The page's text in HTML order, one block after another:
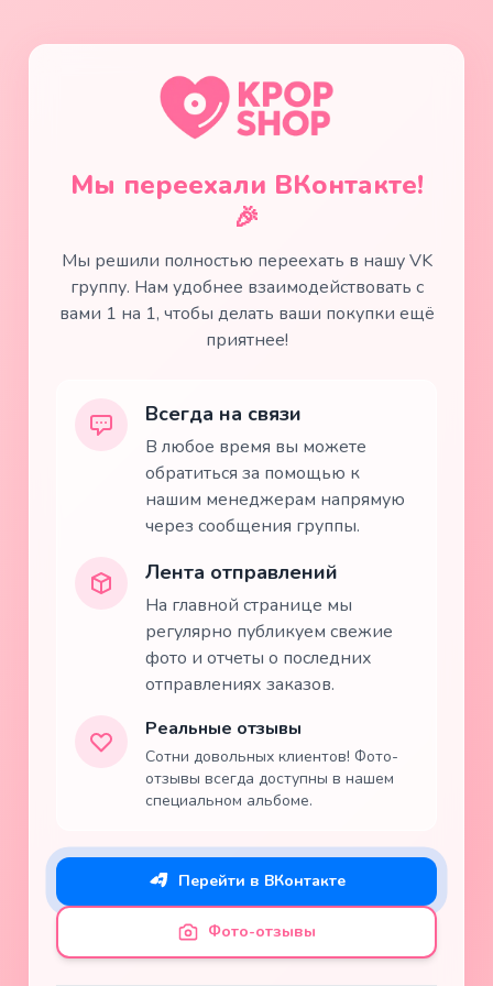
Мы переехали ВКонтакте!
🎉
Мы решили полностью переехать в нашу VK
группу. Нам удобнее взаимодействовать с
вами 1 на 1, чтобы делать ваши покупки ещё
приятнее!
Всегда на связи
В любое время вы можете
обратиться за помощью к
нашим менеджерам напрямую
через сообщения группы.
Лента отправлений
На главной странице мы
регулярно публикуем свежие
фото и отчеты о последних
отправлениях заказов.
Реальные отзывы
Сотни довольных клиентов! Фото-
отзывы всегда доступны в нашем
специальном альбоме.
Перейти в ВКонтакте
Фото-отзывы